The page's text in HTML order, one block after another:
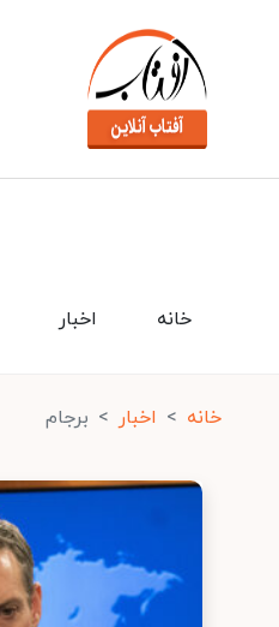
اخبار خانه
خانه اخبار برجام